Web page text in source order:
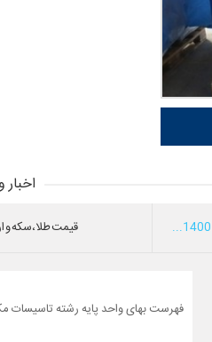
اخبار
قیمت طلا،سکه و
فهرست بهای واحد پایه رشته تاسیسات